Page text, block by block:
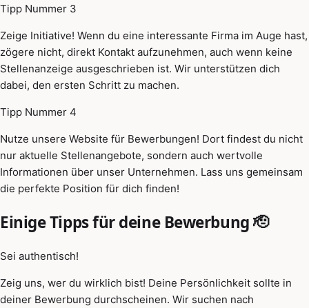
Tipp Nummer 3
Zeige Initiative! Wenn du eine interessante Firma im Auge hast,
zögere nicht, direkt Kontakt aufzunehmen, auch wenn keine
Stellenanzeige ausgeschrieben ist. Wir unterstützen dich
dabei, den ersten Schritt zu machen.
Tipp Nummer 4
Nutze unsere Website für Bewerbungen! Dort findest du nicht
nur aktuelle Stellenangebote, sondern auch wertvolle
Informationen über unser Unternehmen. Lass uns gemeinsam
die perfekte Position für dich finden!
Einige Tipps für deine Bewerbung 🫡
Sei authentisch!
Zeig uns, wer du wirklich bist! Deine Persönlichkeit sollte in
deiner Bewerbung durchscheinen. Wir suchen nach